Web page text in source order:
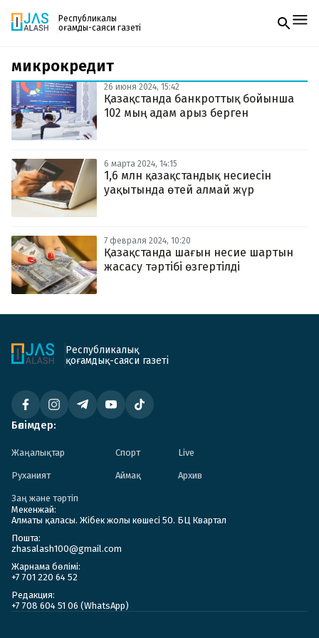
Республикалық
қоғамдық-саяси газеті
Жаңалықтар
Спорт
Live
Руханият
Аймақ
Архив
Заң және тәртіп
Редакциямен байланыс
+7 708 604 51 06
Жарнама бөлімі
Пошта
zhasalash100@gmail.com
Газетке жазылу
PDF форматтағы газетті ай сайын электронды
поштаңызға алып отырыңыз. Жаңа нөмір
шыққан сәтте сізге бірден жіберіледі. Тек email
микрокредит
26 июня 2024, 15:42
Қазақстанда банкроттық бойынша
102 мың адам арыз берген
6 марта 2024, 14:15
1,6 млн қазақстандық несиесін
уақытында өтей алмай жүр
7 февраля 2024, 10:20
Қазақстанда шағын несие шартын
жасасу тәртібі өзгертілді
Республикалық
қоғамдық-саяси газеті
Бөлімдер:
Жаңалықтар Спорт Live
Руханият Аймақ Архив
Заң және тәртіп
Мекенжай:
Алматы қаласы. Жібек жолы көшесі 50. БЦ Квартал
Пошта:
zhasalash100@gmail.com
Жарнама бөлімі:
+7 701 220 64 52
Редакция:
+7 708 604 51 06 (WhatsApp)